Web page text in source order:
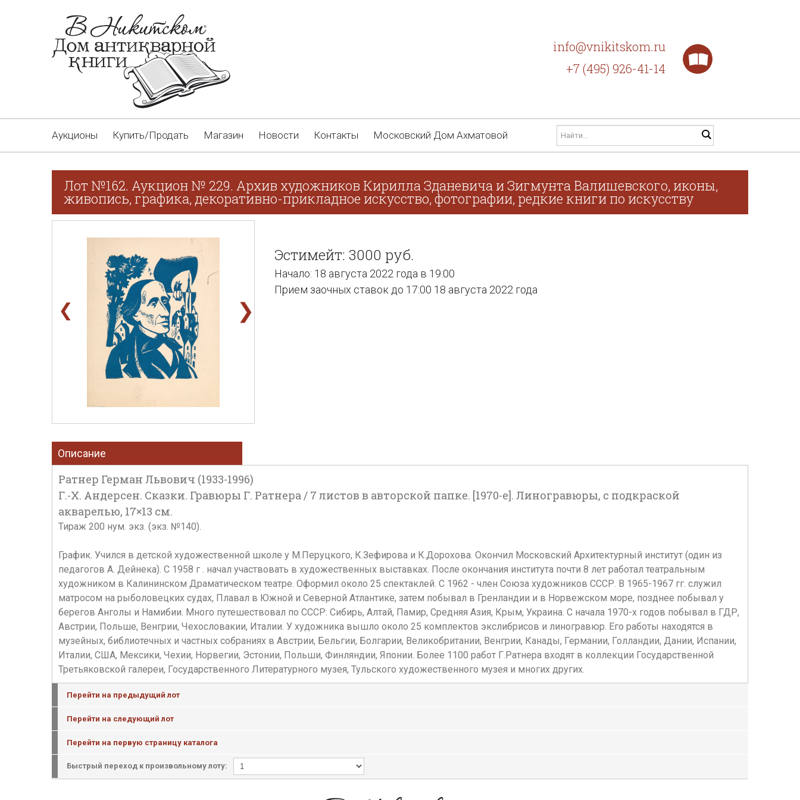
info@vnikitskom.ru
+7 (495) 926-41-14
Аукционы Купить/Продать Магазин Новости Контакты Московский Дом Ахматовой
Лот №162. Аукцион № 229. Архив художников Кирилла Зданевича и Зигмунта Валишевского, иконы,
живопись, графика, декоративно-прикладное искусство, фотографии, редкие книги по искусству
❮ ❯
Эстимейт: 3000 руб.
Начало: 18 августа 2022 года в 19:00
Прием заочных ставок до 17:00 18 августа 2022 года
Описание
Ратнер Герман Львович (1933-1996)
Г.-Х. Андерсен. Сказки. Гравюры Г. Ратнера / 7 листов в авторской папке. [1970-е]. Линогравюры, с подкраской
акварелью, 17×13 см.
Тираж 200 нум. экз. (экз. №140).
График. Учился в детской художественной школе у М.Перуцкого, К.Зефирова и К.Дорохова. Окончил Московский Архитектурный институт (один из
педагогов А. Дейнека). С 1958 г . начал участвовать в художественных выставках. После окончания института почти 8 лет работал театральным
художником в Калининском Драматическом театре. Оформил около 25 спектаклей. С 1962 - член Союза художников СССР. В 1965-1967 гг. служил
матросом на рыболовецких судах, Плавал в Южной и Северной Атлантике, затем побывал в Гренландии и в Норвежском море, позднее побывал у
берегов Анголы и Намибии. Много путешествовал по СССР: Сибирь, Алтай, Памир, Средняя Азия, Крым, Украина. С начала 1970-х годов побывал в ГДР,
Австрии, Польше, Венгрии, Чехословакии, Италии. У художника вышло около 25 комплектов экслибрисов и линогравюр. Его работы находятся в
музейных, библиотечных и частных собраниях в Австрии, Бельгии, Болгарии, Великобритании, Венгрии, Канады, Германии, Голландии, Дании, Испании,
Италии, США, Мексики, Чехии, Норвегии, Эстонии, Польши, Финляндии, Японии. Более 1100 работ Г.Ратнера входят в коллекции Государственной
Третьяковской галереи, Государственного Литературного музея, Тульского художественного музея и многих других.
Перейти на предыдущий лот
Перейти на следующий лот
Перейти на первую страницу каталога
Быстрый переход к произвольному лоту: